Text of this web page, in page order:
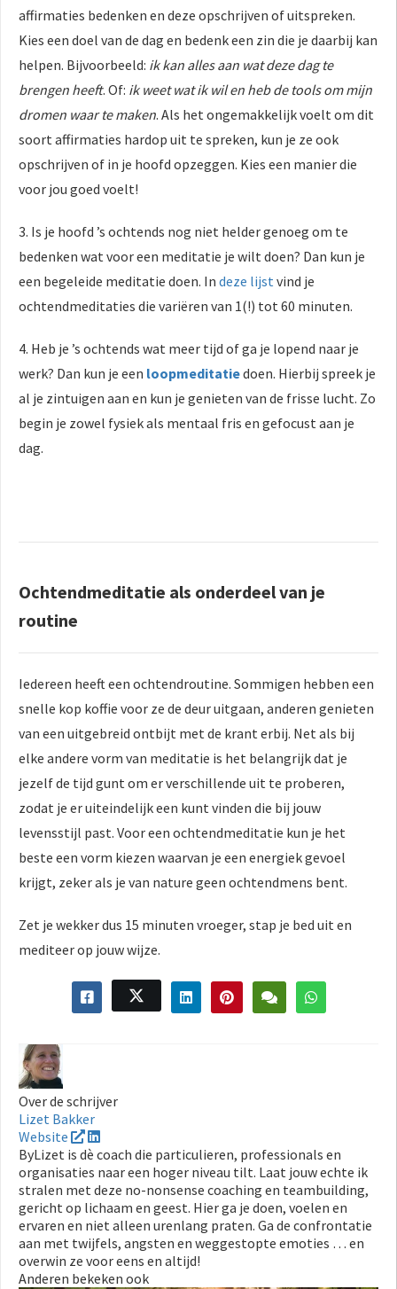
affirmaties bedenken en deze opschrijven of uitspreken.
Kies een doel van de dag en bedenk een zin die je daarbij kan
helpen. Bijvoorbeeld: ik kan alles aan wat deze dag te
brengen heeft. Of: ik weet wat ik wil en heb de tools om mijn
dromen waar te maken. Als het ongemakkelijk voelt om dit
soort affirmaties hardop uit te spreken, kun je ze ook
opschrijven of in je hoofd opzeggen. Kies een manier die
voor jou goed voelt!
3. Is je hoofd ’s ochtends nog niet helder genoeg om te
bedenken wat voor een meditatie je wilt doen? Dan kun je
een begeleide meditatie doen. In deze lijstvind je
ochtendmeditaties die variëren van 1(!) tot 60 minuten.
4. Heb je ’s ochtends wat meer tijd of ga je lopend naar je
werk? Dan kun je een loopmeditatiedoen. Hierbij spreek je
al je zintuigen aan en kun je genieten van de frisse lucht. Zo
begin je zowel fysiek als mentaal fris en gefocust aan je
dag.
Ochtendmeditatie als onderdeel van je
routine
Iedereen heeft een ochtendroutine. Sommigen hebben een
snelle kop koffie voor ze de deur uitgaan, anderen genieten
van een uitgebreid ontbijt met de krant erbij. Net als bij
elke andere vorm van meditatie is het belangrijk dat je
jezelf de tijd gunt om er verschillende uit te proberen,
zodat je er uiteindelijk een kunt vinden die bij jouw
levensstijl past. Voor een ochtendmeditatie kun je het
beste een vorm kiezen waarvan je een energiek gevoel
krijgt, zeker als je van nature geen ochtendmens bent.
Zet je wekker dus 15 minuten vroeger, stap je bed uit en
mediteer op jouw wijze.
Over de schrijver
Lizet Bakker
Website
ByLizet is dè coach die particulieren, professionals en
organisaties naar een hoger niveau tilt. Laat jouw echte ik
stralen met deze no-nonsense coaching en teambuilding,
gericht op lichaam en geest. Hier ga je doen, voelen en
ervaren en niet alleen urenlang praten. Ga de confrontatie
aan met twijfels, angsten en weggestopte emoties … en
overwin ze voor eens en altijd!
Anderen bekeken ook